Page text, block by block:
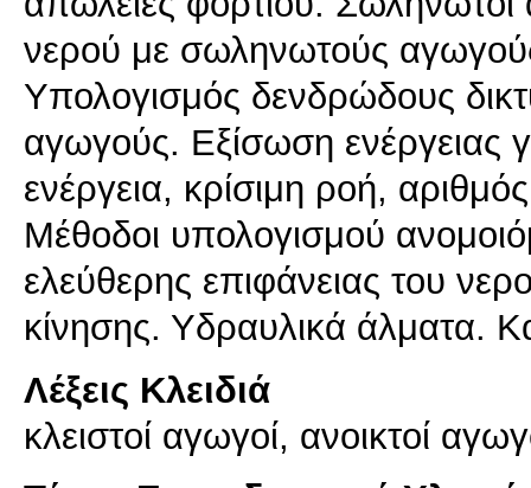
νερού με σωληνωτούς
Υπολογισμός δενδρώδους
αγωγούς. Εξίσωση ενέργειας
ενέργεια, κρίσιμη ροή,
Μέθοδοι υπολογισμού
ελεύθερης επιφάνειας του
κίνησης. Υδραυλικά άλματα.
Λέξεις Κλειδιά
κλειστοί αγωγοί, ανοικτοί